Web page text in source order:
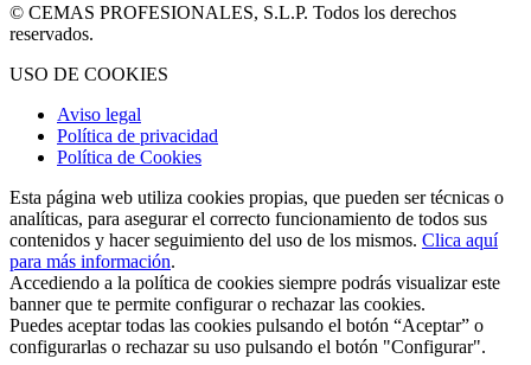
© CEMAS PROFESIONALES, S.L.P. Todos los derechos
reservados.
USO DE COOKIES
Aviso legal
Política de privacidad
Política de Cookies
Esta página web utiliza cookies propias, que pueden ser técnicas o
analíticas, para asegurar el correcto funcionamiento de todos sus
contenidos y hacer seguimiento del uso de los mismos. Clica aquí
para más información.
Accediendo a la política de cookies siempre podrás visualizar este
banner que te permite configurar o rechazar las cookies.
Puedes aceptar todas las cookies pulsando el botón “Aceptar” o
configurarlas o rechazar su uso pulsando el botón "Configurar".